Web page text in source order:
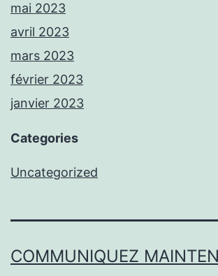
mai 2023
avril 2023
mars 2023
février 2023
janvier 2023
Categories
Uncategorized
COMMUNIQUEZ